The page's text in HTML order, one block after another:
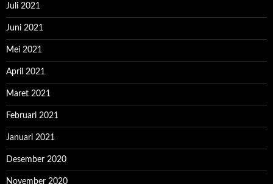
Juli 2021
Juni 2021
Mei 2021
April 2021
Maret 2021
Februari 2021
Januari 2021
Desember 2020
November 2020